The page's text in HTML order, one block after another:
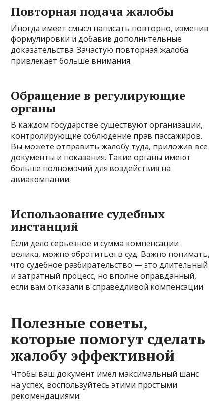
Повторная подача жалобы
Иногда имеет смысл написать повторно, изменив
формулировки и добавив дополнительные
доказательства. Зачастую повторная жалоба
привлекает больше внимания.
Обращение в регулирующие
органы
В каждом государстве существуют организации,
контролирующие соблюдение прав пассажиров.
Вы можете отправить жалобу туда, приложив все
документы и показания. Такие органы имеют
больше полномочий для воздействия на
авиакомпании.
Использование судебных
инстанций
Если дело серьезное и сумма компенсации
велика, можно обратиться в суд. Важно понимать,
что судебное разбирательство — это длительный
и затратный процесс, но вполне оправданный,
если вам отказали в справедливой компенсации.
Полезные советы,
которые помогут сделать
жалобу эффективной
Чтобы ваш документ имел максимальный шанс
на успех, воспользуйтесь этими простыми
рекомендациями: